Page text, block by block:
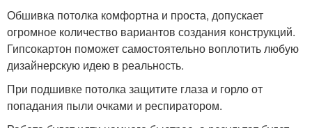
Обшивка потолка комфортна и проста, допускает
огромное количество вариантов создания конструкций.
Гипсокартон поможет самостоятельно воплотить любую
дизайнерскую идею в реальность.
При подшивке потолка защитите глаза и горло от
попадания пыли очками и респиратором.